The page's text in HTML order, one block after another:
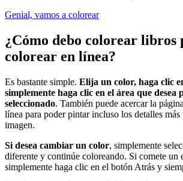
Genial, vamos a colorear
¿Cómo debo colorear libros
colorear en línea?
Es bastante simple. Elija un color, haga clic
simplemente haga clic en el área que desea
seleccionado. También puede acercar la
línea para poder pintar incluso los detalles más
imagen.
Si desea cambiar un color, simplemente
diferente y continúe coloreando. Si comete un
simplemente haga clic en el botón Atrás y